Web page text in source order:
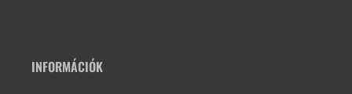
INFORMÁCIÓK